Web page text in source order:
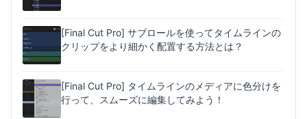
[Final Cut Pro] サブロールを使ってタイムラインの
クリップをより細かく配置する方法とは？
[Final Cut Pro] タイムラインのメディアに色分けを
行って、スムーズに編集してみよう！